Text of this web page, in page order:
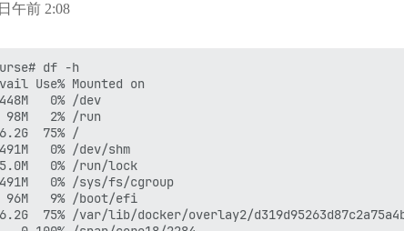
午前 2:08
df -h
Use% Mounted on
0% /dev
2% /run
75% /
0% /dev/shm
0% /run/lock
0% /sys/fs/cgroup
9% /boot/efi
/var/lib/docker/overlay2/